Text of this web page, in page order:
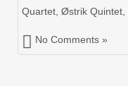
Quartet Østrik Quintet
No Comments »